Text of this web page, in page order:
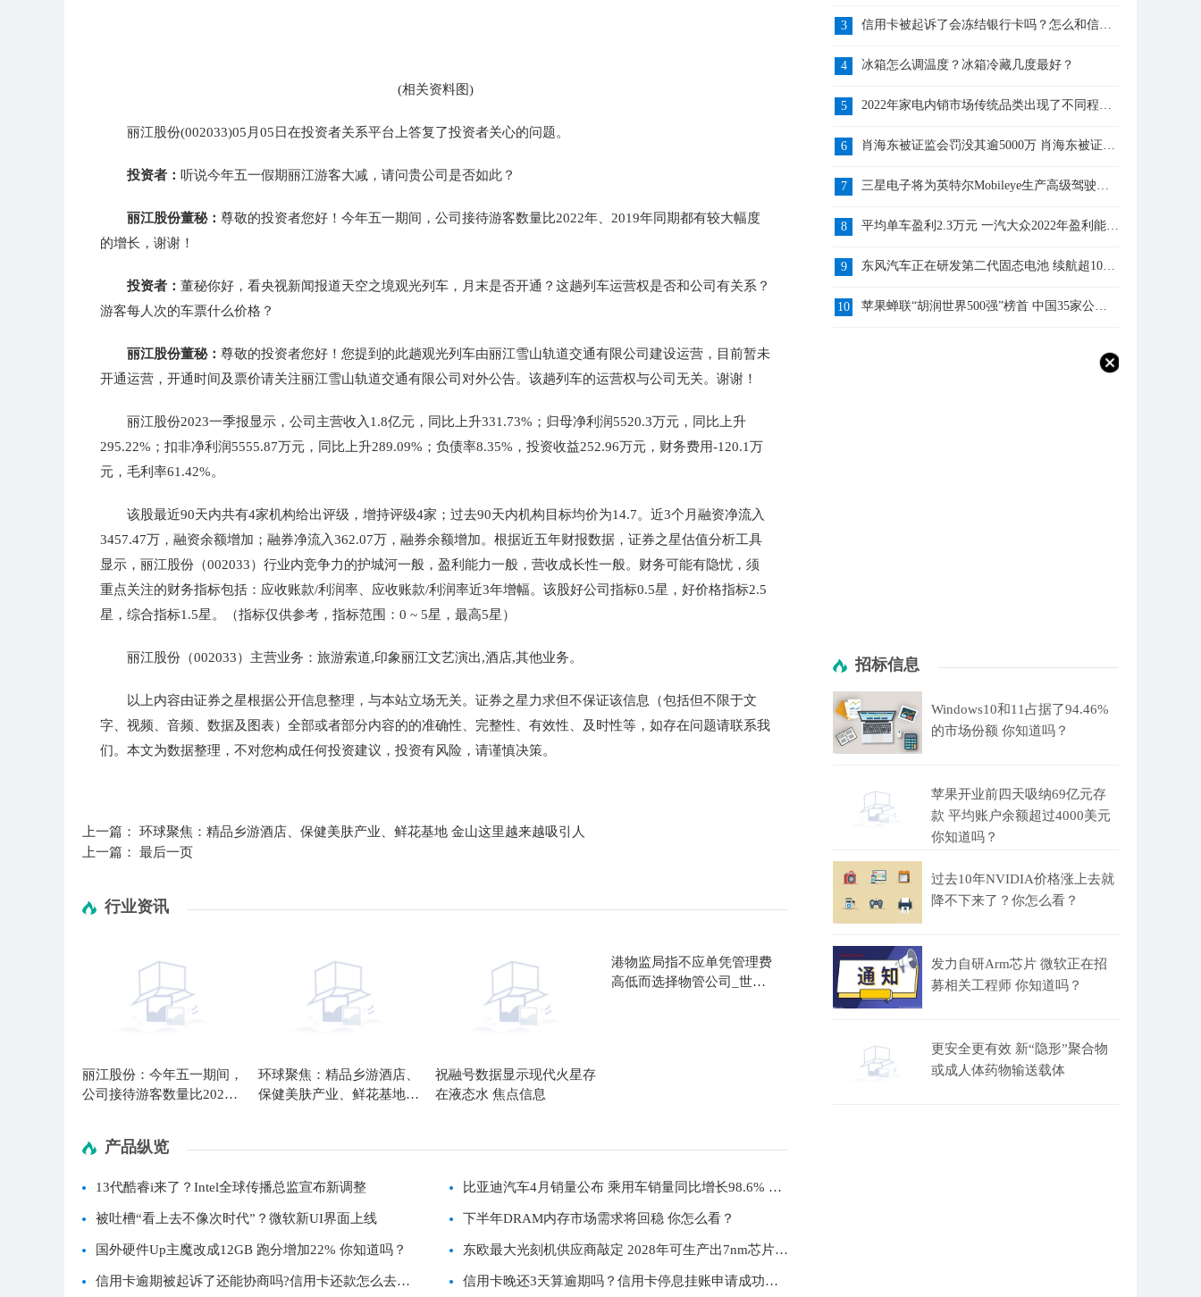
(相关资料图)
丽江股份(002033)05月05日在投资者关系平台上答复了投资者关心的问题。
投资者： 听说今年五一假期丽江游客大减，请问贵公司是否如此？
丽江股份董秘： 尊敬的投资者您好！今年五一期间，公司接待游客数量比2022年、2019年同期都有较大幅度
的增长，谢谢！
投资者： 董秘你好，看央视新闻报道天空之境观光列车，月末是否开通？这趟列车运营权是否和公司有关系？
游客每人次的车票什么价格？
丽江股份董秘： 尊敬的投资者您好！您提到的此趟观光列车由丽江雪山轨道交通有限公司建设运营，目前暂未
开通运营，开通时间及票价请关注丽江雪山轨道交通有限公司对外公告。该趟列车的运营权与公司无关。谢谢！
丽江股份2023一季报显示，公司主营收入1.8亿元，同比上升331.73%；归母净利润5520.3万元，同比上升
295.22%；扣非净利润5555.87万元，同比上升289.09%；负债率8.35%，投资收益252.96万元，财务费用-120.1万
元，毛利率61.42%。
该股最近90天内共有4家机构给出评级，增持评级4家；过去90天内机构目标均价为14.7。近3个月融资净流入
3457.47万，融资余额增加；融券净流入362.07万，融券余额增加。根据近五年财报数据，证券之星估值分析工具
显示，丽江股份（002033）行业内竞争力的护城河一般，盈利能力一般，营收成长性一般。财务可能有隐忧，须
重点关注的财务指标包括：应收账款/利润率、应收账款/利润率近3年增幅。该股好公司指标0.5星，好价格指标2.5
星，综合指标1.5星。（指标仅供参考，指标范围：0 ~ 5星，最高5星）
丽江股份（002033）主营业务：旅游索道,印象丽江文艺演出,酒店,其他业务。
以上内容由证券之星根据公开信息整理，与本站立场无关。证券之星力求但不保证该信息（包括但不限于文
字、视频、音频、数据及图表）全部或者部分内容的的准确性、完整性、有效性、及时性等，如存在问题请联系我
们。本文为数据整理，不对您构成任何投资建议，投资有风险，请谨慎决策。
上一篇： 环球聚焦：精品乡游酒店、保健美肤产业、鲜花基地 金山这里越来越吸引人
上一篇： 最后一页
行业资讯
丽江股份：今年五一期间，
公司接待游客数量比2022
环球聚焦：精品乡游酒店、
保健美肤产业、鲜花基地
祝融号数据显示现代火星存
在液态水 焦点信息
港物监局指不应单凭管理费
高低而选择物管公司_世界
产品纵览
13代酷睿i来了？Intel全球传播总监宣布新调整 比亚迪汽车4月销量公布 乘用车销量同比增长98.6% 你
知道吗？
被吐槽“看上去不像次时代”？微软新UI界面上线 下半年DRAM内存市场需求将回稳 你怎么看？
国外硬件Up主魔改成12GB 跑分增加22% 你知道吗？ 东欧最大光刻机供应商敲定 2028年可生产出7nm芯片
你知道吗？
信用卡逾期被起诉了还能协商吗?信用卡还款怎么去和 信用卡晚还3天算逾期吗？信用卡停息挂账申请成功率
3
信用卡被起诉了会冻结银行卡吗？怎么和信用
4
冰箱怎么调温度？冰箱冷藏几度最好？
5
2022年家电内销市场传统品类出现了不同程度
点
6
肖海东被证监会罚没其逾5000万 肖海东被证监
7
三星电子将为英特尔Mobileye生产高级驾驶辅
8
平均单车盈利2.3万元 一汽大众2022年盈利能力
9
东风汽车正在研发第二代固态电池 续航超1000
10
苹果蝉联“胡润世界500强”榜首 中国35家公司
招标信息
Windows10和11占据了94.46%
的市场份额 你知道吗？
苹果开业前四天吸纳69亿元存
款 平均账户余额超过4000美元
你知道吗？
过去10年NVIDIA价格涨上去就
降不下来了？你怎么看？
发力自研Arm芯片 微软正在招
募相关工程师 你知道吗？
更安全更有效 新“隐形”聚合物
或成人体药物输送载体